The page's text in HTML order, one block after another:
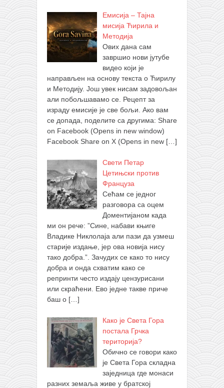
Емисија – Тајна
мисија Ћирила и
Методија
Ових дана сам
завршио нови јутубе
видео који је
направљен на основу текста о Ћирилу
и Методију. Још увек нисам задовољан
али побољшавамо се. Рецепт за
израду емисије је све бољи. Ако вам
се допада, поделите са другима: Share
on Facebook (Opens in new window)
Facebook Share on X (Opens in new […]
Свети Петар
Цетињски против
Француза
Сећам се једног
разговора са оцем
Доментијаном када
ми он рече: ”Сине, набави књиге
Владике Никлолаја али пази да узмеш
старије издање, јер ова новија нису
тако добра.”. Зачудих се како то нису
добра и онда схватим како се
репринти често издају цензурисани
или скраћени. Ево једне такве приче
баш о […]
Како је Света Гора
постала Грчка
територија?
Обично се говори како
је Света Гора складна
заједница где монаси
разних земаља живе у братској